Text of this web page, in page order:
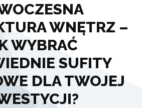
WNĘTRZ –
WYBRAĆ
SUFITY
DLA TWOJEJ